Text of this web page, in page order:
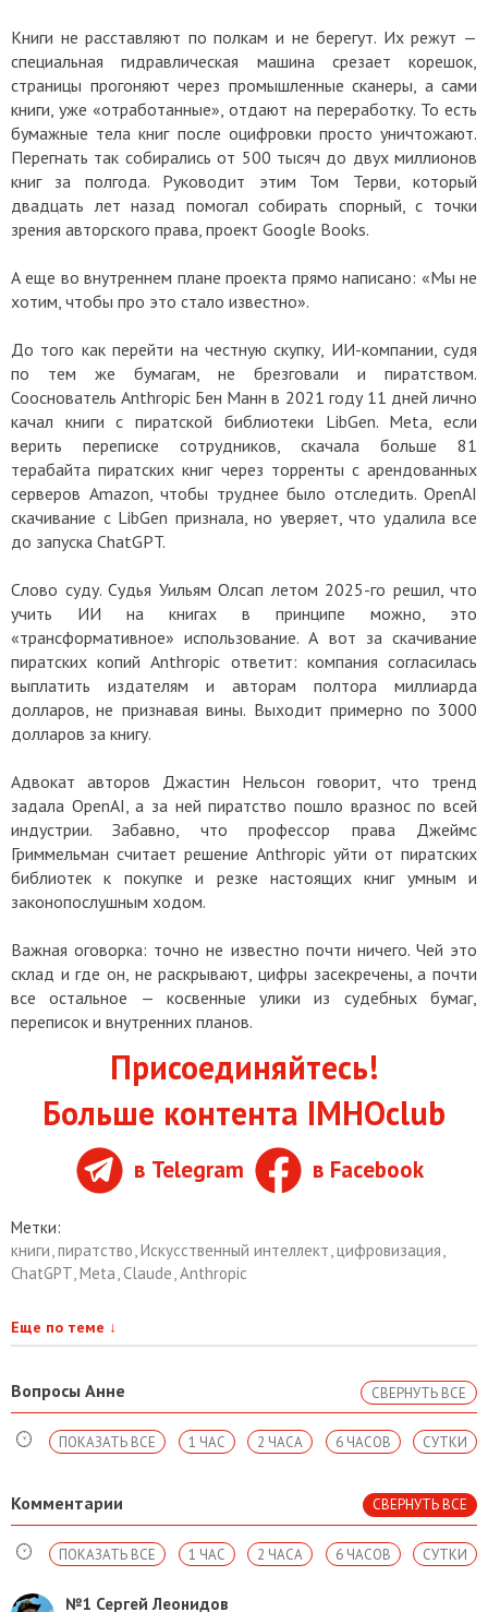
Книги не расставляют по полкам и не берегут. Их режут —
специальная гидравлическая машина срезает корешок,
страницы прогоняют через промышленные сканеры, а сами
книги, уже «отработанные», отдают на переработку. То есть
бумажные тела книг после оцифровки просто уничтожают.
Перегнать так собирались от 500 тысяч до двух миллионов
книг за полгода. Руководит этим Том Терви, который
двадцать лет назад помогал собирать спорный, с точки
зрения авторского права, проект Google Books.
А еще во внутреннем плане проекта прямо написано: «Мы не
хотим, чтобы про это стало известно».
До того как перейти на честную скупку, ИИ-компании, судя
по тем же бумагам, не брезговали и пиратством.
Сооснователь Anthropic Бен Манн в 2021 году 11 дней лично
качал книги с пиратской библиотеки LibGen. Meta, если
верить переписке сотрудников, скачала больше 81
терабайта пиратских книг через торренты с арендованных
серверов Amazon, чтобы труднее было отследить. OpenAI
скачивание с LibGen признала, но уверяет, что удалила все
до запуска ChatGPT.
Слово суду. Судья Уильям Олсап летом 2025-го решил, что
учить ИИ на книгах в принципе можно, это
«трансформативное» использование. А вот за скачивание
пиратских копий Anthropic ответит: компания согласилась
выплатить издателям и авторам полтора миллиарда
долларов, не признавая вины. Выходит примерно по 3000
долларов за книгу.
Адвокат авторов Джастин Нельсон говорит, что тренд
задала OpenAI, а за ней пиратство пошло вразнос по всей
индустрии. Забавно, что профессор права Джеймс
Гриммельман считает решение Anthropic уйти от пиратских
библиотек к покупке и резке настоящих книг умным и
законопослушным ходом.
Важная оговорка: точно не известно почти ничего. Чей это
склад и где он, не раскрывают, цифры засекречены, а почти
все остальное — косвенные улики из судебных бумаг,
переписок и внутренних планов.
Присоединяйтесь!
Больше контента IMHOclub
в Telegram в Facebook
Метки:
книги пиратство Искусственный интеллект цифровизация
ChatGPT Meta Claude Anthropic
Еще по теме ↓
Вопросы Анне СВЕРНУТЬ ВСЕ
СУТКИ
6 ЧАСОВ
2 ЧАСА
1 ЧАС
ПОКАЗАТЬ ВСЕ
Комментарии СВЕРНУТЬ ВСЕ
СУТКИ
6 ЧАСОВ
2 ЧАСА
1 ЧАС
ПОКАЗАТЬ ВСЕ
№1 Сергей Леонидов